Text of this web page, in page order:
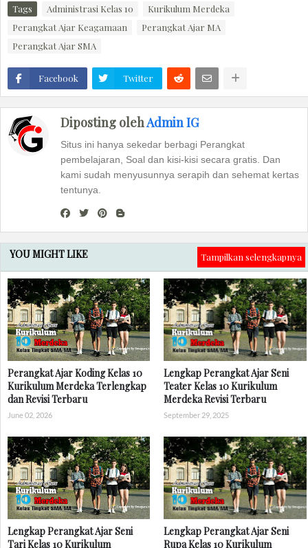
Tags Administrasi Kelas 10
Kurikulum Merdeka
Perangkat Ajar Keagamaan
Perangkat Ajar MA
Perangkat Ajar SMA
Facebook Twitter
Diposting olehAdmin IG
Situs ini hanya sekedar berbagi Perangkat
pembelajaran, Soal dan kisi-kisi secara gratis. Dan
kami sudah menyusunnya serapih dan sehemat kertas
tentunya.
YOU MIGHT LIKE Tampilkan selengkapnya
Perangkat Ajar Koding Kelas 10
Kurikulum Merdeka Terlengkap
dan Revisi Terbaru
June 02, 2026
Lengkap Perangkat Ajar Seni
Teater Kelas 10 Kurikulum
Merdeka Revisi Terbaru
September 29, 2025
Lengkap Perangkat Ajar Seni
Tari Kelas 10 Kurikulum
Lengkap Perangkat Ajar Seni
Rupa Kelas 10 Kurikulum